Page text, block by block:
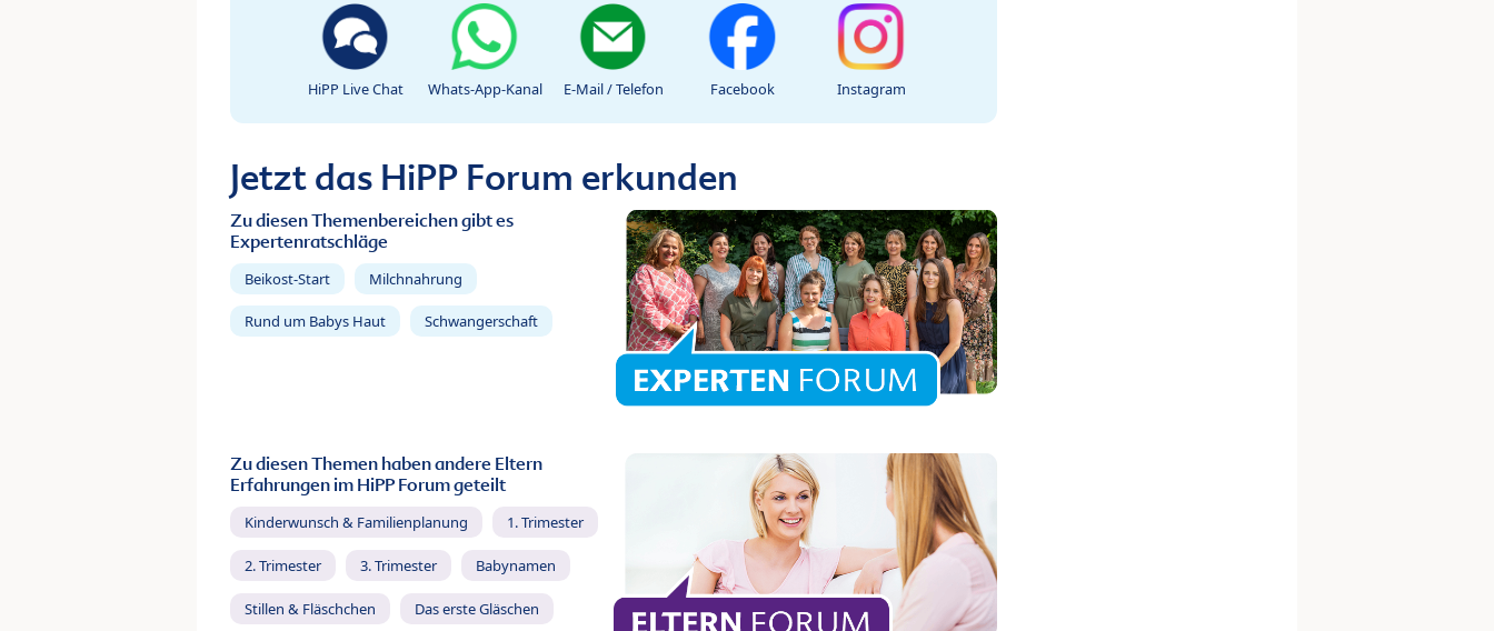
HiPP Live Chat Whats-App-Kanal E-Mail / Telefon Facebook Instagram
Jetzt das HiPP Forum erkunden
Zu diesen Themenbereichen gibt es
Expertenratschläge
Beikost-Start Milchnahrung
Rund um Babys Haut Schwangerschaft
Zu diesen Themen haben andere Eltern
Erfahrungen im HiPP Forum geteilt
Kinderwunsch & Familienplanung 1. Trimester
2. Trimester 3. Trimester Babynamen
Stillen & Fläschchen Das erste Gläschen